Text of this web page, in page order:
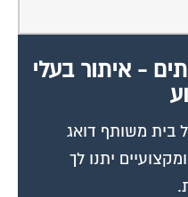
- איתור בעלי
בית משותף דואג
יתנו לך